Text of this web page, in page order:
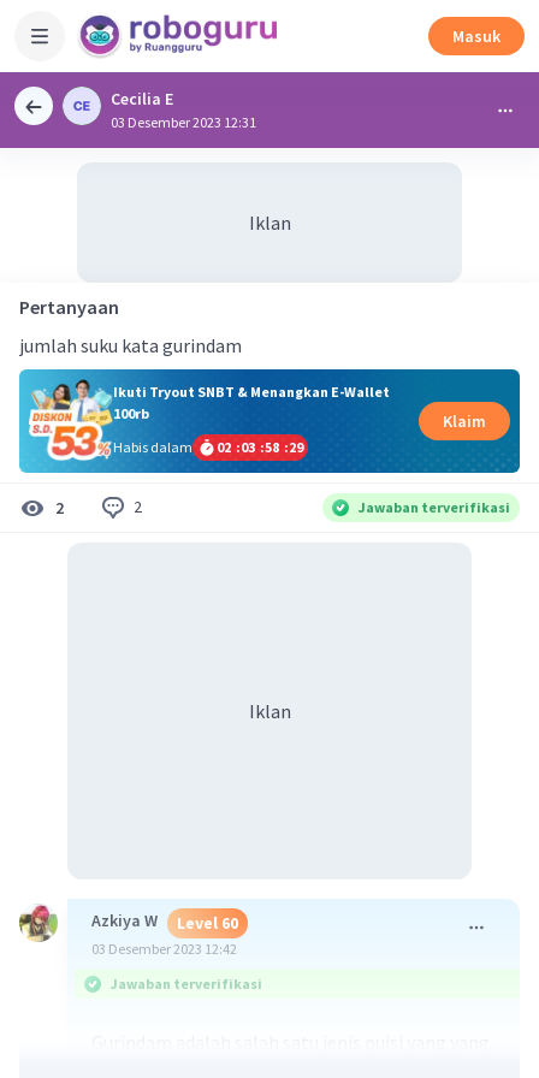
Masuk
Cecilia E
03 Desember 2023 12:31
Iklan
Pertanyaan
jumlah suku kata gurindam
Ikuti Tryout SNBT & Menangkan E-Wallet
100rb
Habis dalam
02 :03 :58 :28
Klaim
2 2 Jawaban terverifikasi
Iklan
Azkiya W Level 60
03 Desember 2023 12:42
Jawaban terverifikasi